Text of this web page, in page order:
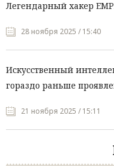
Легендарный хакер
28 ноября 2025 / 15:40
Искусственный
гораздо раньше
21 ноября 2025 / 15:11